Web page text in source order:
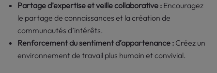
Partage d’expertise et veille collaborative : Encouragez
le partage de connaissances et la création de
communautés d’intérêts.
Renforcement du sentiment d’appartenance : Créez un
environnement de travail plus humain et convivial.